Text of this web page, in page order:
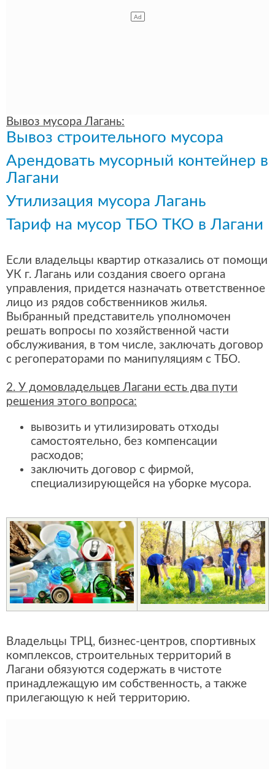
Вывоз мусора Лагань:
Вывоз строительного мусора
Арендовать мусорный контейнер в
Лагани
Утилизация мусора Лагань
Тариф на мусор ТБО ТКО в Лагани
Если владельцы квартир отказались от помощи
УК г. Лагань или создания своего органа
управления, придется назначать ответственное
лицо из рядов собственников жилья.
Выбранный представитель уполномочен
решать вопросы по хозяйственной части
обслуживания, в том числе, заключать договор
с регоператорами по манипуляциям с ТБО.
2. У домовладельцев Лагани есть два пути
решения этого вопроса:
вывозить и утилизировать отходы
самостоятельно, без компенсации
расходов;
заключить договор с фирмой,
специализирующейся на уборке мусора.
Владельцы ТРЦ, бизнес-центров, спортивных
комплексов, строительных территорий в
Лагани обязуются содержать в чистоте
принадлежащую им собственность, а также
прилегающую к ней территорию.